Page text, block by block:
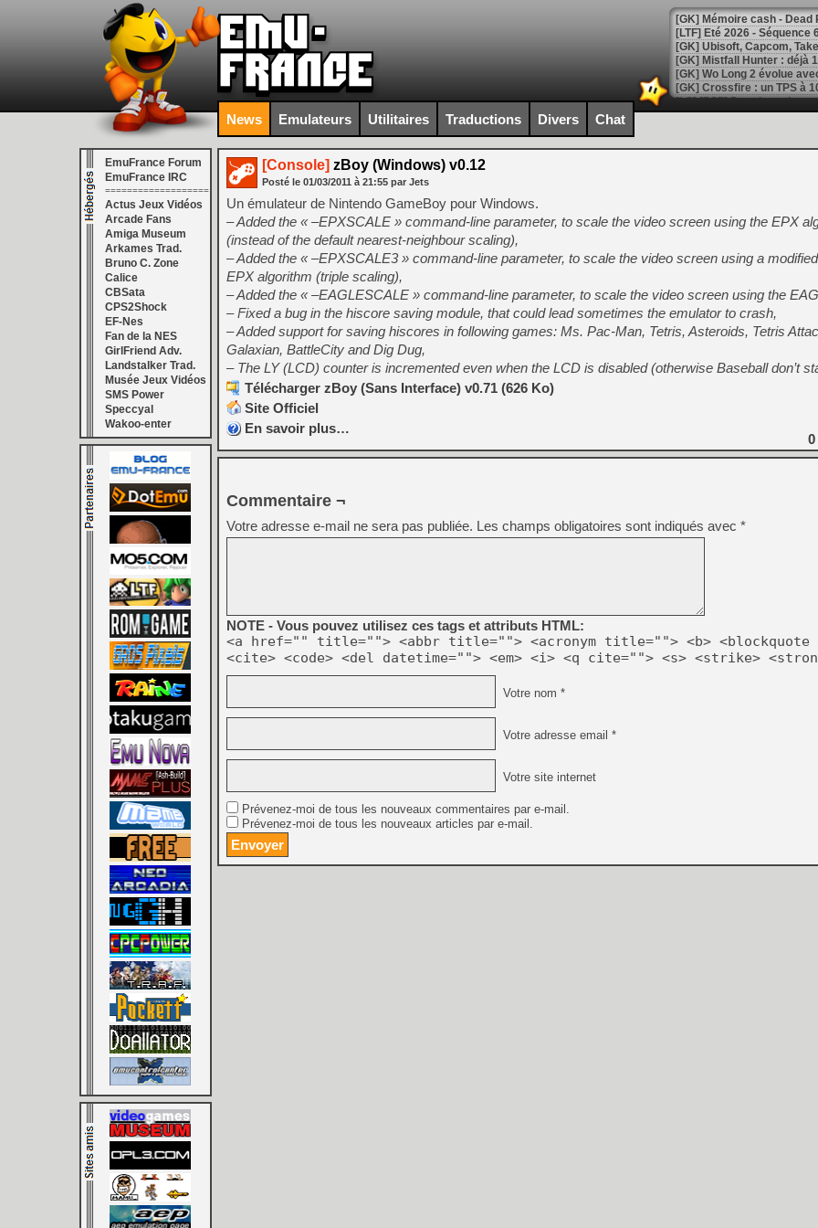
[LTF] Eté 2026 - Séquence
[GK] Mistfall Hunter : déjà
[GK] Wo Long 2 évolue
[GK] Crossfire : un TPS à
[LS] [PS5] Premiers
[Mo5] DOOM arrive en
[GK] Bethesda fête les 30
[GK] Roblox : l'action en
[GK] Agenda - GeForce
[GK] Devolver Digital en a
[LS] [PS5] ps5-y2jb-
[GK] Pourquoi Marvel
[GK] Test : Restory : Chill
[GK] GTA 6 : Rockstar
[GK] Hot Wheels Infinite
[GK] Mémoire cash -
[GK] Résultats Nintendo :
[GK] Déjà des
[Mo5] Brickboy cherche à
[GK] Minecraft et ses «
[GK] Beast of
[GK] Ubisoft : fin de partie
[GK] Mémoire cash -
[GK] Dan Houser (GTA)
[GK] Comment EA Sports
[GK] Crimson Moon : un
[GK] Isle of Reveries : le
[GK] Moonlighter 2 : The
[GK] Capcom relance
[GK] Guillermo del Toro
News Emulateurs Utilitaires Traductions Divers Chat
EmuFrance Forum
EmuFrance IRC
===================
Actus Jeux Vidéos
Arcade Fans
Amiga Museum
Arkames Trad.
Bruno C. Zone
Calice
CBSata
CPS2Shock
EF-Nes
Fan de la NES
GirlFriend Adv.
Landstalker Trad.
Musée Jeux Vidéos
SMS Power
Speccyal
Wakoo-enter
[Console] zBoy (Windows) v0.12
Posté le 01/03/2011 à 21:55 par Jets
Un émulateur de Nintendo GameBoy pour Windows.
– Added the « –EPXSCALE » command-line parameter, to scale the video screen using the EPX
(instead of the default nearest-neighbour scaling),
– Added the « –EPXSCALE3 » command-line parameter, to scale the video screen using a
EPX algorithm (triple scaling),
– Added the « –EAGLESCALE » command-line parameter, to scale the video screen using the
– Fixed a bug in the hiscore saving module, that could lead sometimes the emulator to crash,
– Added support for saving hiscores in following games: Ms. Pac-Man, Tetris, Asteroids, Tetris
Galaxian, BattleCity and Dig Dug,
– The LY (LCD) counter is incremented even when the LCD is disabled (otherwise Baseball don’t
Télécharger zBoy (Sans Interface) v0.71 (626 Ko)
Site Officiel
En savoir plus…
0
Commentaire ¬
Votre adresse e-mail ne sera pas publiée. Les champs obligatoires sont indiqués avec *
NOTE - Vous pouvez utilisez ces tags et attributs HTML:
<a href="" title=""> <abbr title=""> <acronym title=""> <b> <blockquote
<cite> <code> <del datetime=""> <em> <i> <q cite=""> <s> <strike>
Votre nom *
Votre adresse email *
Votre site internet
Prévenez-moi de tous les nouveaux commentaires par e-mail.
Prévenez-moi de tous les nouveaux articles par e-mail.